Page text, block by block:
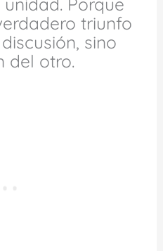
triunfo
sino
del otro.